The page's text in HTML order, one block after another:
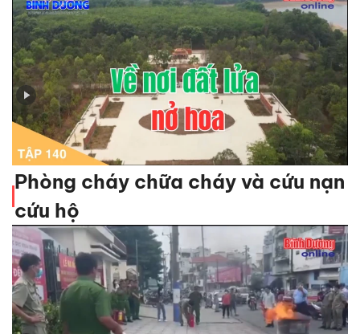
Tập 140 - Về nơi đất lửa nở hoa
Phòng cháy chữa cháy và cứu nạn
cứu hộ